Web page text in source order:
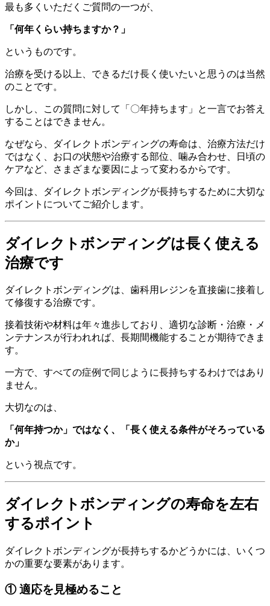
最も多くいただくご質問の一つが、
「何年くらい持ちますか？」
というものです。
治療を受ける以上、できるだけ長く使いたいと思うのは当然
のことです。
しかし、この質問に対して「〇年持ちます」と一言でお答え
することはできません。
なぜなら、ダイレクトボンディングの寿命は、治療方法だけ
ではなく、お口の状態や治療する部位、噛み合わせ、日頃の
ケアなど、さまざまな要因によって変わるからです。
今回は、ダイレクトボンディングが長持ちするために大切な
ポイントについてご紹介します。
ダイレクトボンディングは長く使える
治療です
ダイレクトボンディングは、歯科用レジンを直接歯に接着し
て修復する治療です。
接着技術や材料は年々進歩しており、適切な診断・治療・メ
ンテナンスが行われれば、長期間機能することが期待できま
す。
一方で、すべての症例で同じように長持ちするわけではあり
ません。
大切なのは、
「何年持つか」ではなく、「長く使える条件がそろっている
か」
という視点です。
ダイレクトボンディングの寿命を左右
するポイント
ダイレクトボンディングが長持ちするかどうかには、いくつ
かの重要な要素があります。
① 適応を見極めること